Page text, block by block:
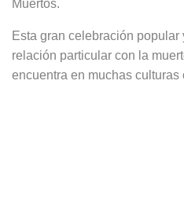
Muertos.
Esta gran celebración
relación particular con la
encuentra en muchas